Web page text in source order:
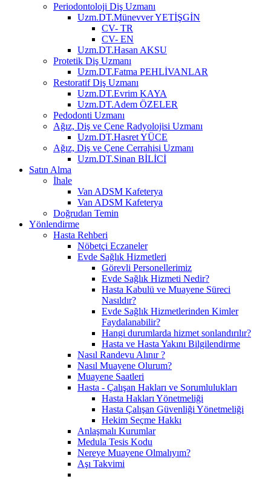
Periodontoloji Diş Uzmanı
Uzm.DT.Münevver YETİŞGİN
CV- TR
CV- EN
Uzm.DT.Hasan AKSU
Protetik Diş Uzmanı
Uzm.DT.Fatma PEHLİVANLAR
Restoratif Diş Uzmanı
Uzm.DT.Evrim KAYA
Uzm.DT.Adem ÖZELER
Pedodonti Uzmanı
Ağız, Diş ve Çene Radyolojisi Uzmanı
Uzm.DT.Hasret YÜCE
Ağız, Diş ve Çene Cerrahisi Uzmanı
Uzm.DT.Sinan BİLİCİ
Satın Alma
İhale
Van ADSM Kafeterya
Van ADSM Kafeterya
Doğrudan Temin
Yönlendirme
Hasta Rehberi
Nöbetçi Eczaneler
Evde Sağlık Hizmetleri
Görevli Personellerimiz
Evde Sağlık Hizmeti Nedir?
Hasta Kabulü ve Muayene Süreci
Nasıldır?
Evde Sağlık Hizmetlerinden Kimler
Faydalanabilir?
Hangi durumlarda hizmet sonlandırılır?
Hasta ve Hasta Yakını Bilgilendirme
Nasıl Randevu Alınır ?
Nasıl Muayene Olurum?
Muayene Saatleri
Hasta - Çalışan Hakları ve Sorumlulukları
Hasta Hakları Yönetmeliği
Hasta Çalışan Güvenliği Yönetmeliği
Hekim Seçme Hakkı
Anlaşmalı Kurumlar
Medula Tesis Kodu
Nereye Muayene Olmalıyım?
Aşı Takvimi